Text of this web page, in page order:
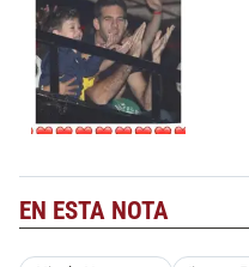
EN ESTA NOTA